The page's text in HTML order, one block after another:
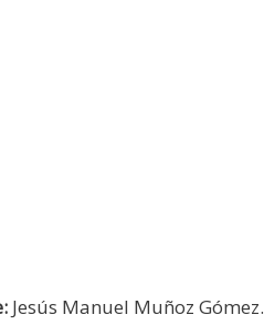
Jesús Manuel Muñoz Gómez.